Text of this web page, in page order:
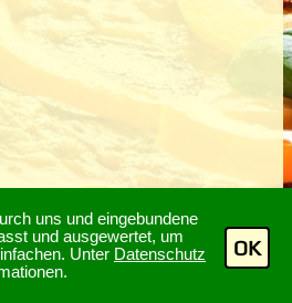
uns und eingebundene
und ausgewertet, um
Unter Datenschutz
OK